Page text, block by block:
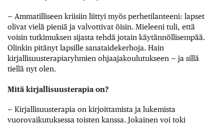
— Ammatilliseen kriisiin liittyi myös perhetilanteeni: lapset
olivat vielä pieniä ja valvottivat öisin. Mieleeni tuli, että
voisin tutkimuksen sijasta tehdä jotain käytännöllisempää.
Olinkin pitänyt lapsille sanataidekerhoja. Hain
kirjallisuusterapiaryhmien ohjaajakoulutukseen — ja sillä
tiellä nyt olen.
Mitä kirjallisuusterapia on?
— Kirjallisuusterapia on kirjoittamista ja lukemista
vuorovaikutuksessa toisten kanssa. Jokainen voi toki